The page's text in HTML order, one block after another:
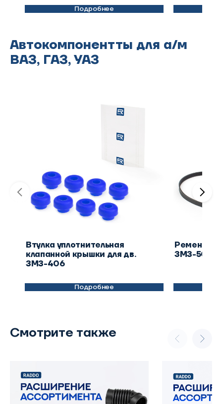
Подробнее
Автокомпонентты для а/м
ВАЗ, ГАЗ, УАЗ
Втулка уплотнительная
клапанной крышки для дв.
ЗМЗ-406
Подробнее
Ремень
ЗМЗ-504
Смотрите также